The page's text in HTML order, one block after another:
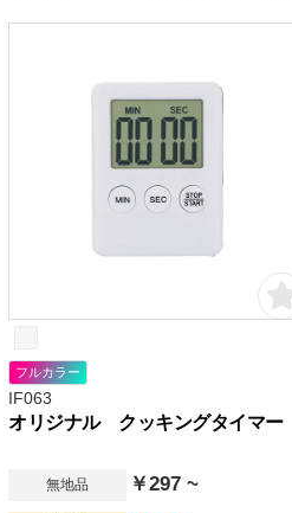
フルカラー
IF063
オリジナル クッキングタイマー
無地品 ￥297 ~